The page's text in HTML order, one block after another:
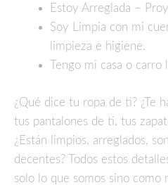
Estoy Arreglada –
Soy Limpia con mi
limpieza e higiene.
Tengo mi casa o
¿Qué dice tu ropa de ti? ¿Te
tus pantalones de ti, tus
¿Están limpios, arreglados,
decentes? Todos estos
solo lo que somos sino como